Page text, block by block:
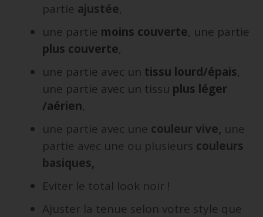
partie ajustée,
une partie moins couverte, une partie
plus couverte,
une partie avec un tissu lourd/épais,
une partie avec un tissu plus léger
/aérien,
une partie avec une couleur vive, une
partie avec une ou plusieurs couleurs
basiques,
Eviter le total look noir !
Ajuster la tenue selon votre style que